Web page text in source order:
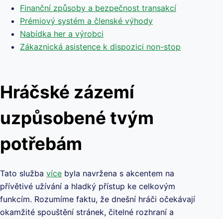
Finanční způsoby a bezpečnost transakcí
Prémiový systém a členské výhody
Nabídka her a výrobci
Zákaznická asistence k dispozici non-stop
Hráčské zázemí
uzpůsobené tvým
potřebám
Tato služba více byla navržena s akcentem na
přívětivé užívání a hladký přístup ke celkovým
funkcím. Rozumíme faktu, že dnešní hráči očekávají
okamžité spouštění stránek, čitelné rozhraní a